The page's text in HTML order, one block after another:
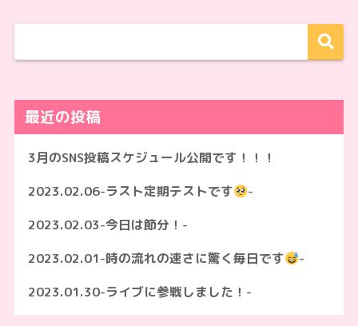
最近の投稿
3月のSNS投稿スケジュール公開です！！！
2023.02.06-ラスト定期テストです
-
2023.02.03-今日は節分！-
2023.02.01-時の流れの速さに驚く毎日です
-
2023.01.30-ライブに参戦しました！-